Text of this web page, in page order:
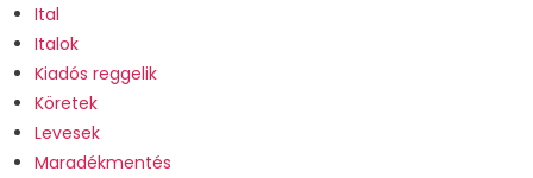
Ital
Italok
Kiadós reggelik
Köretek
Levesek
Maradékmentés